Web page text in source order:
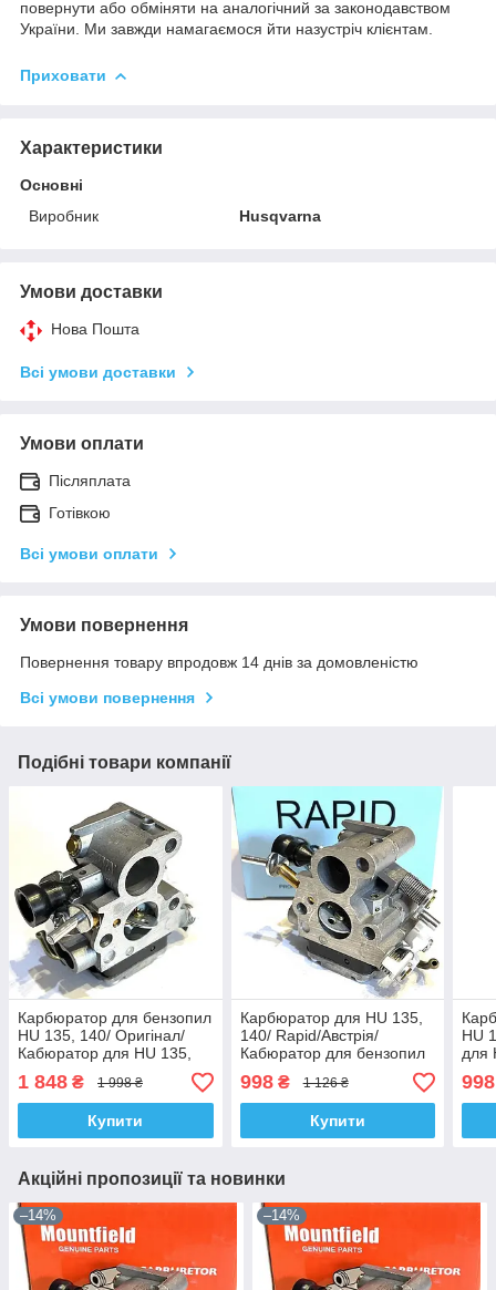
повернути або обміняти на аналогічний за законодавством
України. Ми завжди намагаємося йти назустріч клієнтам.
Приховати
Характеристики
Основні
Виробник
Husqvarna
Умови доставки
Нова Пошта
Всі умови доставки
Умови оплати
Післяплата
Готівкою
Всі умови оплати
Умови повернення
Повернення товару впродовж 14 днів за домовленістю
Всі умови повернення
Подібні товари компанії
Карбюратор для бензопил
HU 135, 140/ Оригінал/
Кабюратор для HU 135,
140/Zama
1 848 ₴ 1 998 ₴
Купити
Карбюратор для HU 135,
140/ Rapid/Австрія/
Кабюратор для бензопил
HU 135, 140
998₴ 1 126 ₴
Купити
HU
для
998
Акційні пропозиції та новинки
–14% –14%